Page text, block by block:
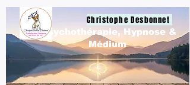
Christophe Desbonnet
Psychothérapie, Hypnose &
Médium